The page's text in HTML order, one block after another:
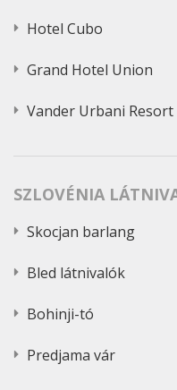
Hotel Cubo
Grand Hotel Union
Vander Urbani Resort
SZLOVÉNIA
Skocjan barlang
Bled látnivalók
Bohinji-tó
Predjama vár